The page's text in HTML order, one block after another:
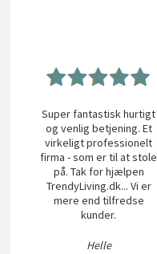
Super fantastisk hurtigt
og venlig betjening. Et
virkeligt professionelt
firma - som er til at stole
på. Tak for hjælpen
TrendyLiving.dk... Vi er
mere end tilfredse
kunder.
Helle